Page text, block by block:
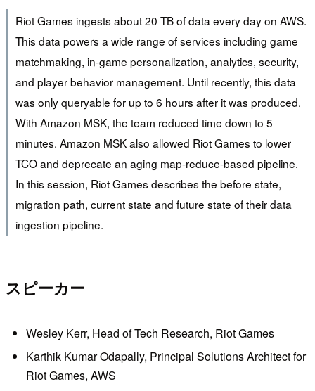
Riot Games ingests about 20 TB of data every day on AWS.
This data powers a wide range of services including game
matchmaking, in-game personalization, analytics, security,
and player behavior management. Until recently, this data
was only queryable for up to 6 hours after it was produced.
With Amazon MSK, the team reduced time down to 5
minutes. Amazon MSK also allowed Riot Games to lower
TCO and deprecate an aging map-reduce-based pipeline.
In this session, Riot Games describes the before state,
migration path, current state and future state of their data
ingestion pipeline.
スピーカー
Wesley Kerr, Head of Tech Research, Riot Games
Karthik Kumar Odapally, Principal Solutions Architect for
Riot Games, AWS